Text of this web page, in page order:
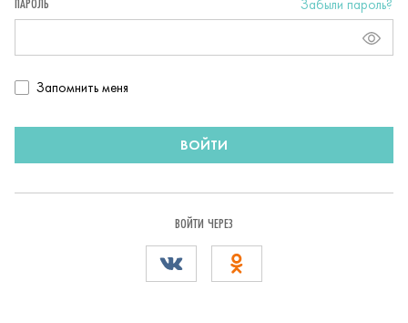
Забыли пароль?
Запомнить
Запомнить меня
ВОЙТИ
ВОЙТИ ЧЕРЕЗ